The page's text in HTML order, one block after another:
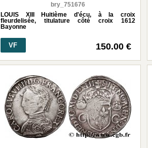
bry_751676
LOUIS XIII Huitième d'écu, à la croix
fleurdelisée, titulature côté croix 1612
Bayonne
VF 150.00 €